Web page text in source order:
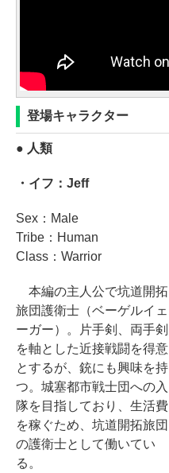
登場キャラクター
● 人類
・イフ：Jeff
Sex：Male
Tribe：Human
Class：Warrior
本編の主人公で坑道開拓
旅団護衛士（ベーゲルイェ
ーガー）。片手剣、両手剣
を軸とした近接戦闘を得意
とするが、銃にも興味を持
つ。城塞都市戦士団への入
隊を目指しており、生活費
を稼ぐため、坑道開拓旅団
の護衛士として働いてい
る。